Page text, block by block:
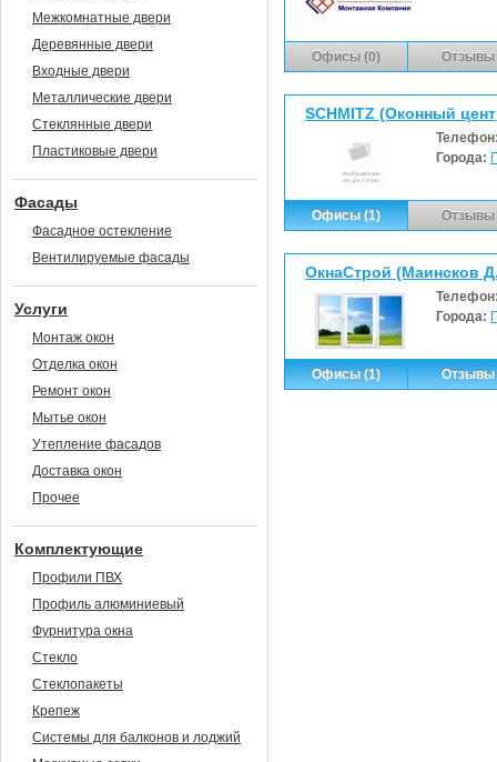
Офисы (0) Отзывы
SCHMITZ (Оконный
Города:
Офисы (1) Отзывы
ОкнаСтрой (Маинсков
Города:
Офисы (1) Отзывы
Межкомнатные двери
Деревянные двери
Входные двери
Металлические двери
Стеклянные двери
Пластиковые двери
Фасады
Фасадное остекление
Вентилируемые фасады
Услуги
Монтаж окон
Отделка окон
Ремонт окон
Мытье окон
Утепление фасадов
Доставка окон
Прочее
Комплектующие
Профили ПВХ
Профиль алюминиевый
Фурнитура окна
Стекло
Стеклопакеты
Крепеж
Системы для балконов и лоджий